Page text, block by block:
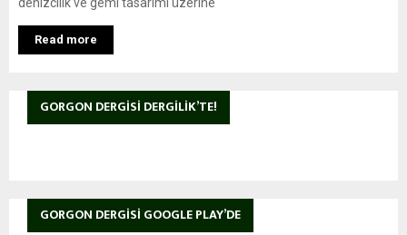
Read more
GORGON DERGISI DERGILIK’TE!
GORGON DERGISI GOOGLE PLAY’DE